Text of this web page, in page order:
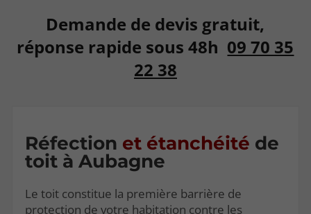
Demande de devis gratuit,
réponse rapide sous 48h 09 70 35
22 38
Réfection et étanchéité de
toit à Aubagne
Le toit constitue la première barrière de
protection de votre habitation contre les